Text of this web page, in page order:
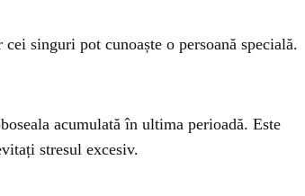
singuri pot cunoaște o persoană specială.
acumulată în ultima perioadă. Este
stresul excesiv.